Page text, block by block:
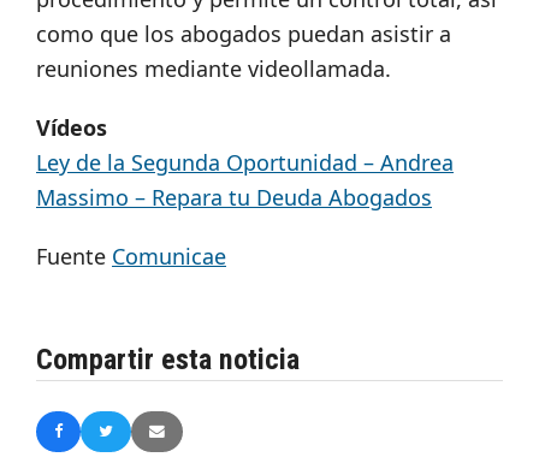
como que los abogados puedan asistir a
reuniones mediante videollamada.
Vídeos
Ley de la Segunda Oportunidad – Andrea
Massimo – Repara tu Deuda Abogados
Fuente Comunicae
Compartir esta noticia